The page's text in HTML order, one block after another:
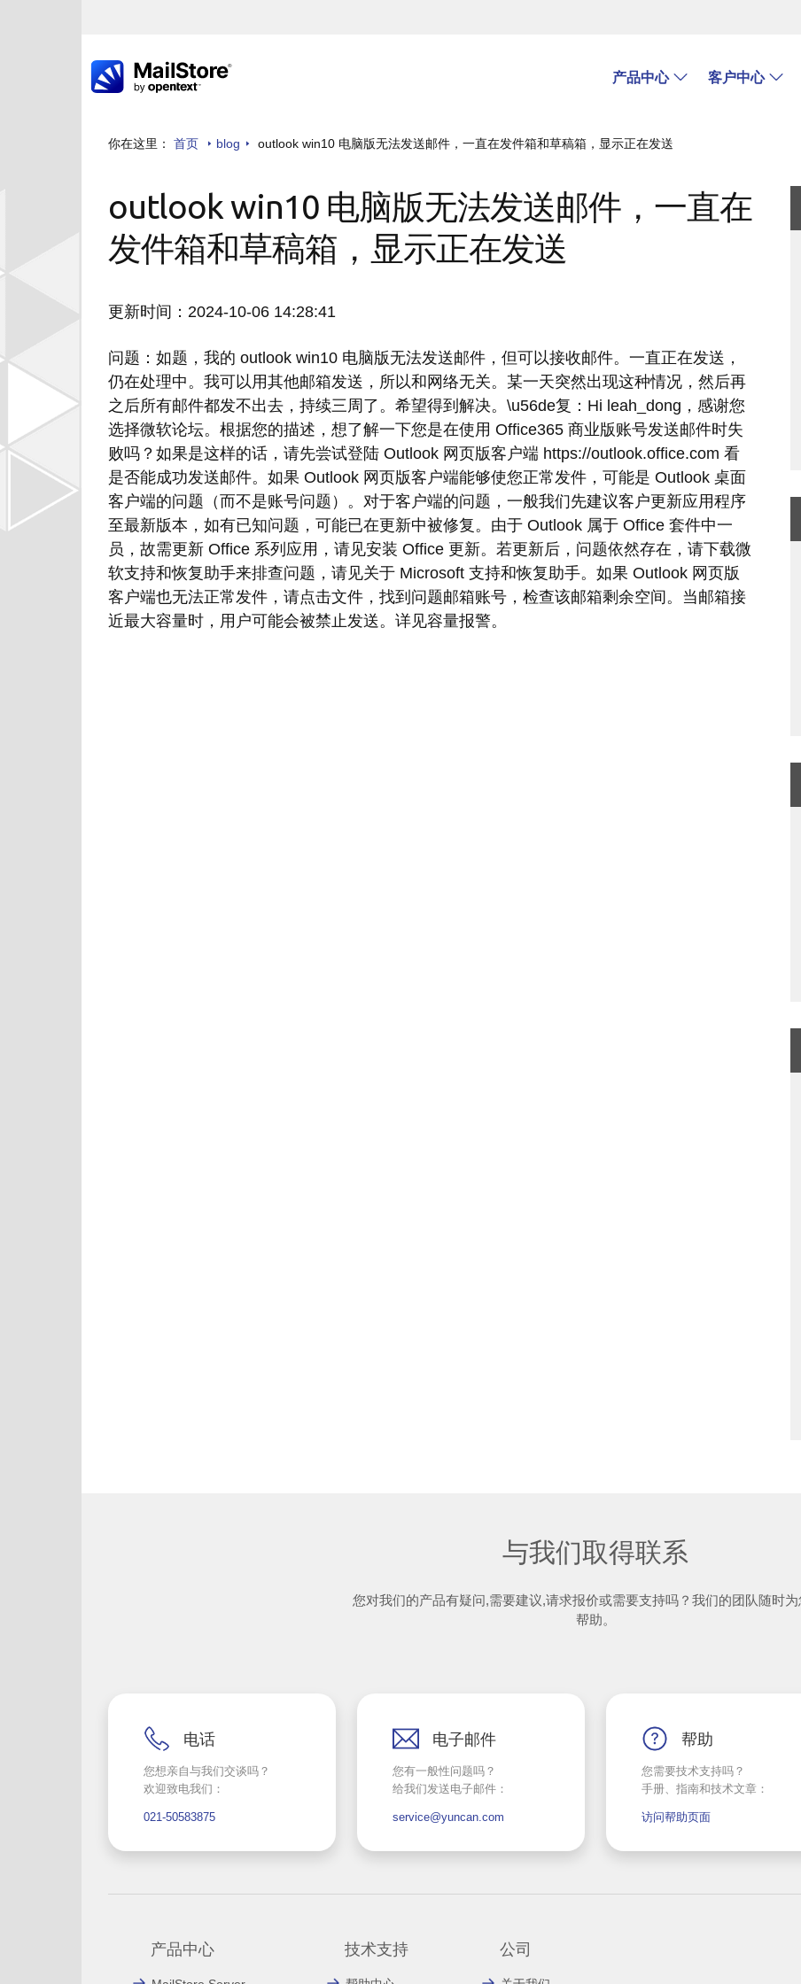
产品中心 客户中心
你在这里： 首页 blog outlook win10 电脑版无法发送邮件，一直在发件箱和草稿箱，显示正在发送
outlook win10 电脑版无法发送邮件，一直在
发件箱和草稿箱，显示正在发送
更新时间：2024-10-06 14:28:41
问题：如题，我的 outlook win10 电脑版无法发送邮件，但可以接收邮件。一直正在发送，
仍在处理中。我可以用其他邮箱发送，所以和网络无关。某一天突然出现这种情况，然后再
之后所有邮件都发不出去，持续三周了。希望得到解决。\u56de复：Hi leah_dong，感谢您
选择微软论坛。根据您的描述，想了解一下您是在使用 Office365 商业版账号发送邮件时失
败吗？如果是这样的话，请先尝试登陆 Outlook 网页版客户端 https://outlook.office.com 看
是否能成功发送邮件。如果 Outlook 网页版客户端能够使您正常发件，可能是 Outlook 桌面
客户端的问题（而不是账号问题）。对于客户端的问题，一般我们先建议客户更新应用程序
至最新版本，如有已知问题，可能已在更新中被修复。由于 Outlook 属于 Office 套件中一
员，故需更新 Office 系列应用，请见安装 Office 更新。若更新后，问题依然存在，请下载微
软支持和恢复助手来排查问题，请见关于 Microsoft 支持和恢复助手。如果 Outlook 网页版
客户端也无法正常发件，请点击文件，找到问题邮箱账号，检查该邮箱剩余空间。当邮箱接
近最大容量时，用户可能会被禁止发送。详见容量报警。
与我们取得联系
您对我们的产品有疑问,需要建议,请求报价或需要支持吗？我们的团队随时
帮助。
电话
您想亲自与我们交谈吗？
欢迎致电我们：
021-50583875
电子邮件
您有一般性问题吗？
给我们发送电子邮件：
service@yuncan.com
帮助
您需要技术支持吗？
手册、指南和技术文章：
访问帮助页面
产品中心 技术支持 公司